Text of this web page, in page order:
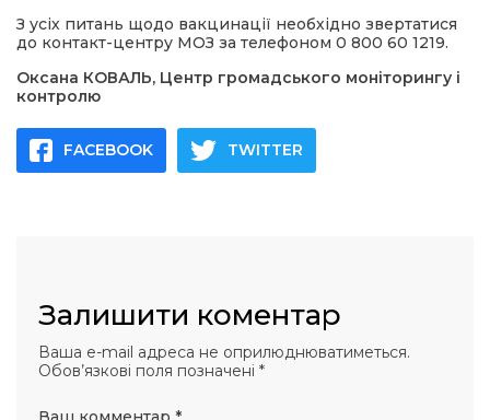
З усіх питань щодо вакцинації необхідно звертатися
до контакт-центру МОЗ за телефоном 0 800 60 1219.
Оксана КОВАЛЬ, Центр громадського моніторингу і
контролю
FACEBOOK TWITTER
Залишити коментар
Ваша e-mail адреса не оприлюднюватиметься.
Обов’язкові поля позначені *